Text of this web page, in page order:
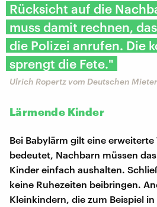
Rücksicht auf die
muss damit rechnen,
die Polizei anrufen. Die
sprengt die Fete."
Ulrich Ropertz vom Deutschen
Lärmende Kinder
Bei Babylärm gilt eine erweiterte
bedeutet, Nachbarn müssen
Kinder einfach aushalten.
keine Ruhezeiten beibringen.
Kleinkindern, die zum Beispiel